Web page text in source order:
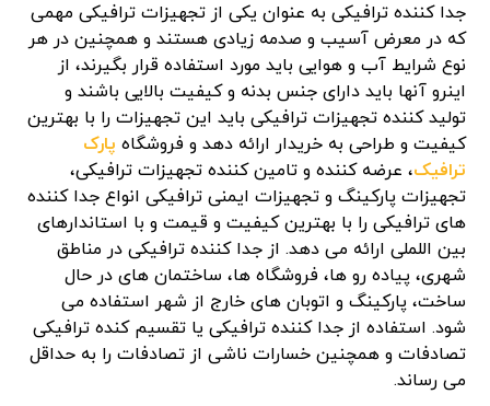
جدا کننده ترافیکی به عنوان یکی از تجهیزات ترافیکی مهمی
که در معرض آسیب و صدمه زیادی هستند و همچنین در هر
نوع شرایط آب و هوایی باید مورد استفاده قرار بگیرند، از
اینرو آنها باید دارای جنس بدنه و کیفیت بالایی باشند و
تولید کننده تجهیزات ترافیکی باید این تجهیزات را با بهترین
کیفیت و طراحی به خریدار ارائه دهد و فروشگاه پارک
ترافیک، عرضه کننده و تامین کننده تجهیزات ترافیکی،
تجهیزات پارکینگ و تجهیزات ایمنی ترافیکی انواع جدا کننده
های ترافیکی را با بهترین کیفیت و قیمت و با استاندارهای
بین اللملی ارائه می دهد. از جدا کننده ترافیکی در مناطق
شهری، پیاده رو ها، فروشگاه ها، ساختمان های در حال
ساخت، پارکینگ و اتوبان های خارج از شهر استفاده می
شود. استفاده از جدا کننده ترافیکی یا تقسیم کنده ترافیکی
تصادفات و همچنین خسارات ناشی از تصادفات را به حداقل
می رساند.